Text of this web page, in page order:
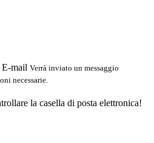
E-mail Verrà inviato un messaggio
necessarie.
la casella di posta elettronica!